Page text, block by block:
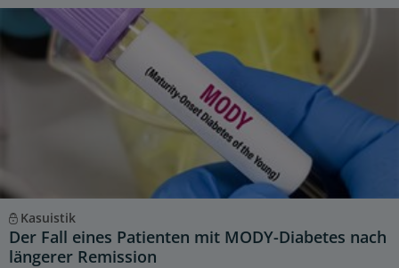
Kasuistik
Der Fall eines Patienten mit MODY-Diabetes nach
längerer Remission